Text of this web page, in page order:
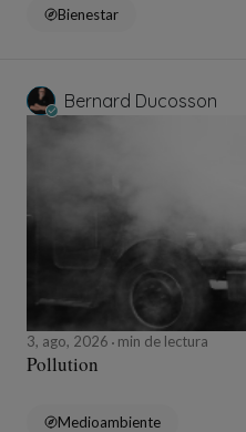
Bienestar
Bernard Ducosson
3, ago, 2026 min de lectura
Pollution
Medioambiente